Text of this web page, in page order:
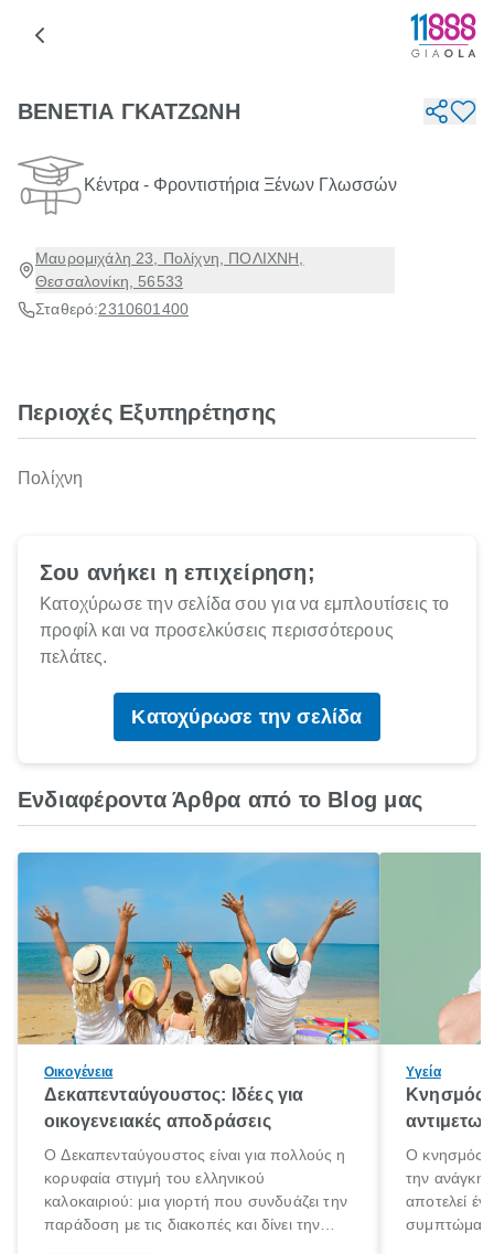
ΒΕΝΕΤΙΑ ΓΚΑΤΖΩΝΗ
Κέντρα - Φροντιστήρια Ξένων Γλωσσών
Μαυρομιχάλη 23, Πολίχνη, ΠΟΛΙΧΝΗ,
Θεσσαλονίκη, 56533
Σταθερό:2310601400
Περιοχές Εξυπηρέτησης
Πολίχνη
Σου ανήκει η επιχείρηση;
Κατοχύρωσε την σελίδα σου για να εμπλουτίσεις το
προφίλ και να προσελκύσεις περισσότερους
πελάτες.
Κατοχύρωσε την σελίδα
Ενδιαφέροντα Άρθρα από το Blog μας
Οικογένεια
Δεκαπενταύγουστος: Ιδέες για
οικογενειακές αποδράσεις
Ο Δεκαπενταύγουστος είναι για πολλούς η
κορυφαία στιγμή του ελληνικού
καλοκαιριού: μια γιορτή που συνδυάζει την
παράδοση με τις διακοπές και δίνει την
Υγεία
Κνησμός:
Ο κνησμός
την ανάγκη
αποτελεί